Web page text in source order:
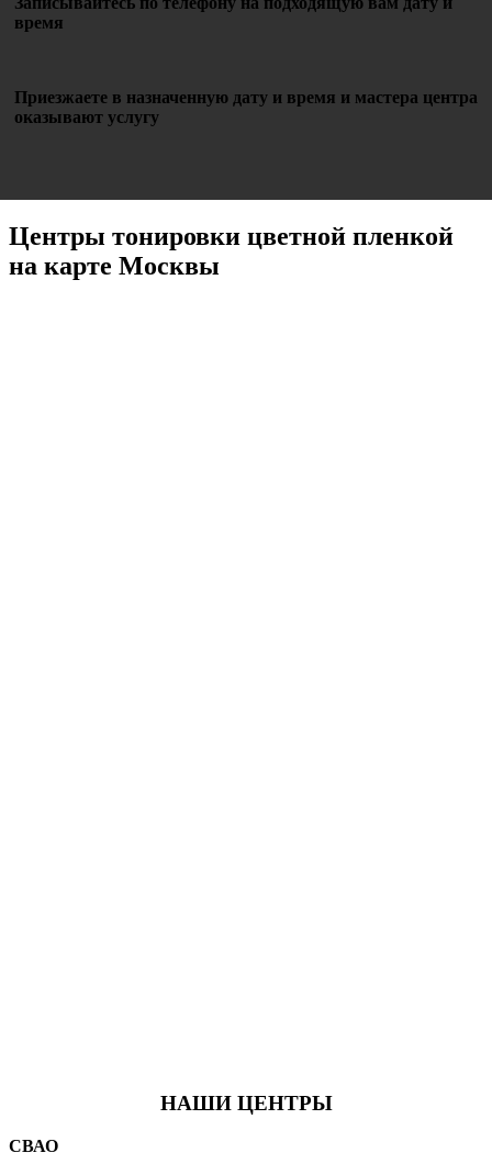
время
Приезжаете в назначенную дату и время и мастера центра
оказывают услугу
Центры тонировки цветной пленкой
на карте Москвы
НАШИ ЦЕНТРЫ
СВАО